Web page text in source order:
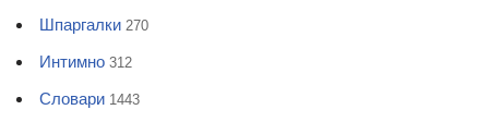
Шпаргалки 270
Интимно 312
Словари 1443